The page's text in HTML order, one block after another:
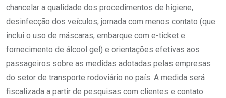
chancelar a qualidade dos procedimentos de higiene,
desinfecção dos veículos, jornada com menos contato (que
inclui o uso de máscaras, embarque com e-ticket e
fornecimento de álcool gel) e orientações efetivas aos
passageiros sobre as medidas adotadas pelas empresas
do setor de transporte rodoviário no país. A medida será
fiscalizada a partir de pesquisas com clientes e contato